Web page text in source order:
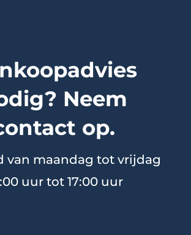
Neem
op.
van maandag tot vrijdag
uur tot 17:00 uur